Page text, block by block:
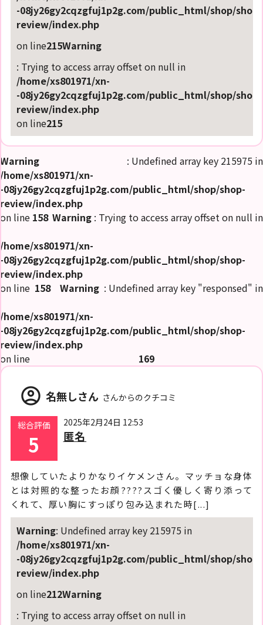
-08jy26gy2cqzgfuj1p2g.com/public_html/shop/shop-
review/index.php
on line215Warning
: Trying to access array offset on null in
/home/xs801971/xn-
-08jy26gy2cqzgfuj1p2g.com/public_html/shop/shop-
review/index.php
on line215
Warning
: Undefined array key 215975 in
/home/xs801971/xn-
-08jy26gy2cqzgfuj1p2g.com/public_html/shop/shop-
review/index.php
on line 158 Warning : Trying to access array offset on null in
/home/xs801971/xn-
-08jy26gy2cqzgfuj1p2g.com/public_html/shop/shop-
review/index.php
on line 158 Warning : Undefined array key "responsed" in
/home/xs801971/xn-
-08jy26gy2cqzgfuj1p2g.com/public_html/shop/shop-
review/index.php
on line
169
account_circle 名無しさん さんからのクチコミ
総合評価
5
2025年2月24日 12:53
匿名
想像していたよりかなりイケメンさん。マッチョな身体
とは対照的な整ったお顔????スゴく優しく寄り添って
くれて、厚い胸にすっぽり包み込まれた時[...]
Warning: Undefined array key 215975 in
/home/xs801971/xn-
-08jy26gy2cqzgfuj1p2g.com/public_html/shop/shop-
review/index.php
on line212Warning
: Trying to access array offset on null in